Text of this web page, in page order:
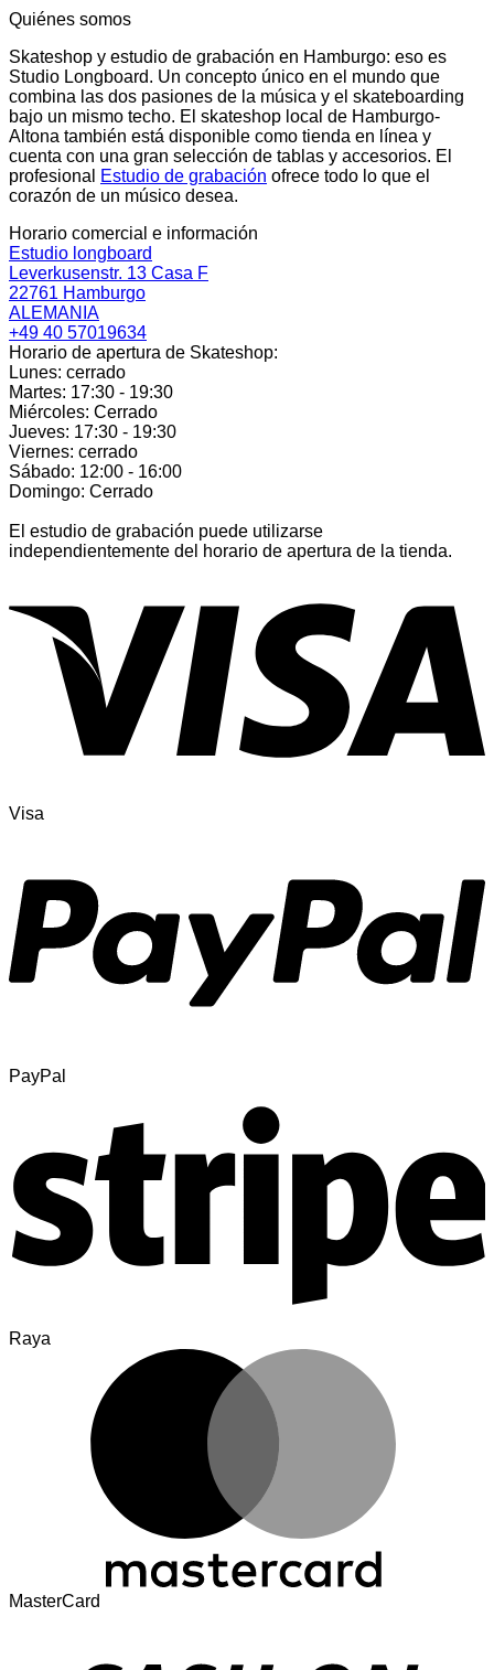
Quiénes somos
Skateshop y estudio de grabación en Hamburgo: eso es
Studio Longboard. Un concepto único en el mundo que
combina las dos pasiones de la música y el skateboarding
bajo un mismo techo. El skateshop local de Hamburgo-
Altona también está disponible como tienda en línea y
cuenta con una gran selección de tablas y accesorios. El
profesional
Estudio de grabación ofrece todo lo que el
corazón de un músico desea.
Horario comercial e información
Estudio longboard
Leverkusenstr. 13 Casa F
22761 Hamburgo
ALEMANIA
+49 40 57019634
Horario de apertura de Skateshop:
Lunes: cerrado
Martes: 17:30 - 19:30
Miércoles: Cerrado
Jueves: 17:30 - 19:30
Viernes: cerrado
Sábado: 12:00 - 16:00
Domingo: Cerrado
El estudio de grabación puede utilizarse
independientemente del horario de apertura de la tienda.
Visa
PayPal
Raya
MasterCard